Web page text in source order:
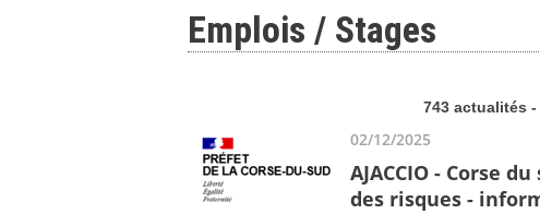
Emplois / Stages
743 actualités -
02/12/2025
AJACCIO - Corse
des risques -